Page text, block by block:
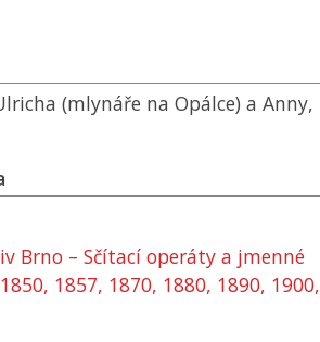
(mlynáře na Opálce) a Anny,
Brno – Sčítací operáty a jmenné
1857, 1870, 1880, 1890, 1900,